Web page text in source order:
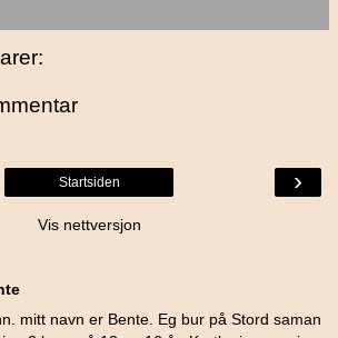
›
Startsiden
Vis nettversjon
mitt navn er Bente. Eg bur på Stord saman